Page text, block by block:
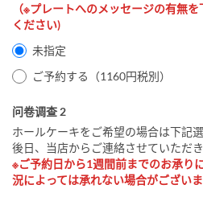
（※プレートへのメッセージの有無
ください)
未指定
ご予約する（1160円税別）
问卷调查 2
ホールケーキをご希望の場合は下記選
後日、当店からご連絡させていただき
※ご予約日から1週間前までのお承り
況によっては承れない場合がございま